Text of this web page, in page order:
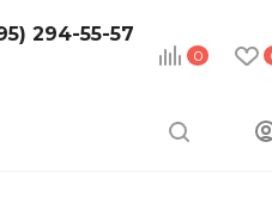
0
294-55-57